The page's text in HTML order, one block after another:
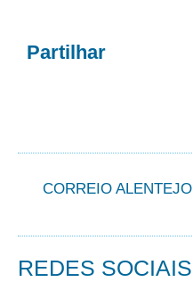
Partilhar
CORREIO ALENTEJO
REDES SOCIAIS